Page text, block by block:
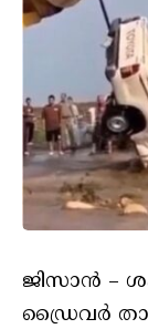
ജിസാന്‍ –
ഡ്രൈവര്‍